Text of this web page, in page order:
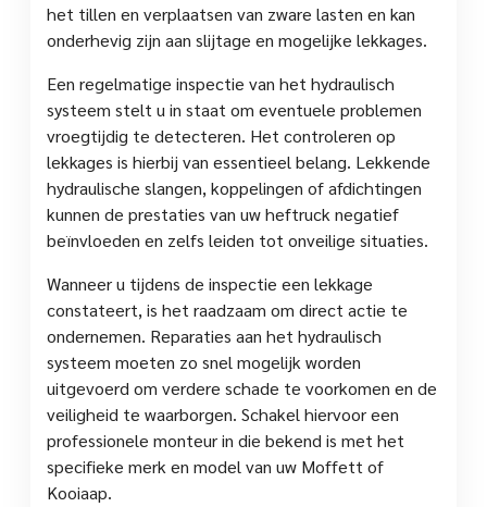
het tillen en verplaatsen van zware lasten en kan
onderhevig zijn aan slijtage en mogelijke lekkages.
Een regelmatige inspectie van het hydraulisch
systeem stelt u in staat om eventuele problemen
vroegtijdig te detecteren. Het controleren op
lekkages is hierbij van essentieel belang. Lekkende
hydraulische slangen, koppelingen of afdichtingen
kunnen de prestaties van uw heftruck negatief
beïnvloeden en zelfs leiden tot onveilige situaties.
Wanneer u tijdens de inspectie een lekkage
constateert, is het raadzaam om direct actie te
ondernemen. Reparaties aan het hydraulisch
systeem moeten zo snel mogelijk worden
uitgevoerd om verdere schade te voorkomen en de
veiligheid te waarborgen. Schakel hiervoor een
professionele monteur in die bekend is met het
specifieke merk en model van uw Moffett of
Kooiaap.